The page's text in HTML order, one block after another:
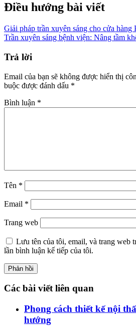
Điều hướng bài viết
Giải pháp trần xuyên sáng cho cửa hàng
Trần xuyên sáng bệnh viện: Nâng tầm
Trả lời
Email của bạn sẽ không được hiển thị
buộc được đánh dấu *
Bình luận *
Tên *
Email *
Trang web
Lưu tên của tôi, email, và trang web
lần bình luận kế tiếp của tôi.
Các bài viết liên quan
Phong cách thiết kế nội
hướng